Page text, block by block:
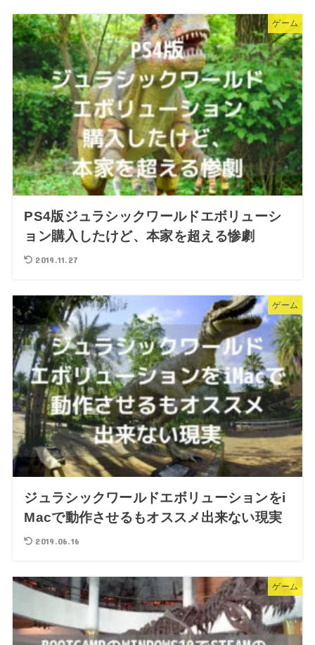
ゲーム
PS4版ジュラシックワールドエボリューシ
ョン購入したけど、本家を超える惨劇
2019.11.27
ゲーム
ジュラシックワールドエボリューションをi
Macで動作させるもオススメ出来ない現実
2019.06.16
ゲーム